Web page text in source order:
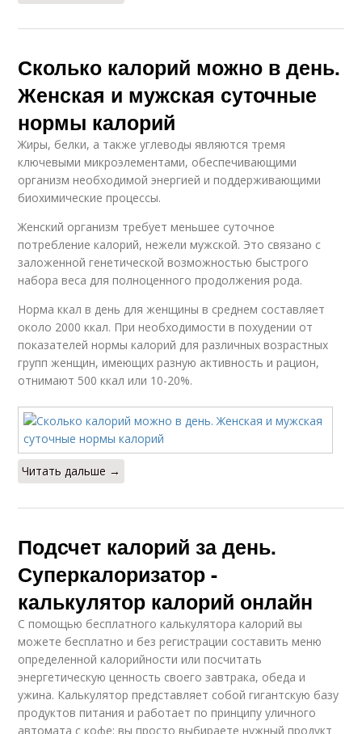
Сколько калорий можно в день.
Женская и мужская суточные
нормы калорий
Жиры, белки, а также углеводы являются тремя
ключевыми микроэлементами, обеспечивающими
организм необходимой энергией и поддерживающими
биохимические процессы.
Женский организм требует меньшее суточное
потребление калорий, нежели мужской. Это связано с
заложенной генетической возможностью быстрого
набора веса для полноценного продолжения рода.
Норма ккал в день для женщины в среднем составляет
около 2000 ккал. При необходимости в похудении от
показателей нормы калорий для различных возрастных
групп женщин, имеющих разную активность и рацион,
отнимают 500 ккал или 10-20%.
Читать дальше →
Подсчет калорий за день.
Суперкалоризатор -
калькулятор калорий онлайн
С помощью бесплатного калькулятора калорий вы
можете бесплатно и без регистрации составить меню
определенной калорийности или посчитать
энергетическую ценность своего завтрака, обеда и
ужина. Калькулятор представляет собой гигантскую базу
продуктов питания и работает по принципу уличного
автомата с кофе: вы просто выбираете нужный продукт